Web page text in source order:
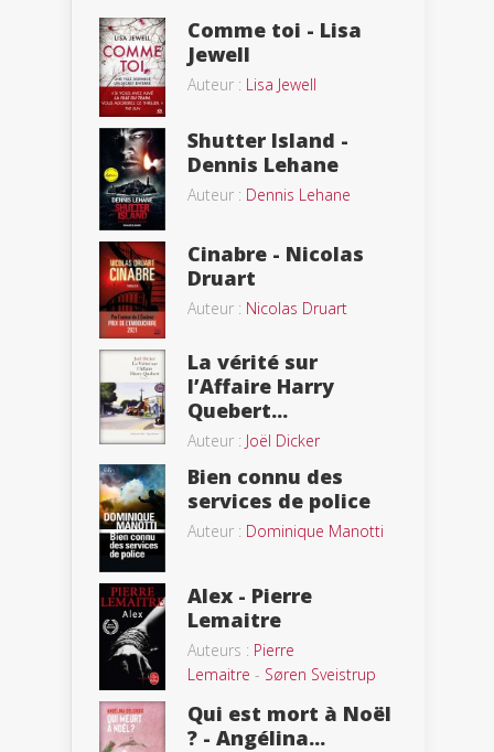
Comme toi - Lisa
Jewell
Auteur : Lisa Jewell
Shutter Island -
Dennis Lehane
Auteur : Dennis Lehane
Cinabre - Nicolas
Druart
Auteur : Nicolas Druart
La vérité sur
l’Affaire Harry
Quebert...
Auteur : Joël Dicker
Bien connu des
services de police
Auteur : Dominique Manotti
Alex - Pierre
Lemaitre
Auteurs : Pierre
Lemaitre - Søren Sveistrup
Qui est mort à Noël
? - Angélina...